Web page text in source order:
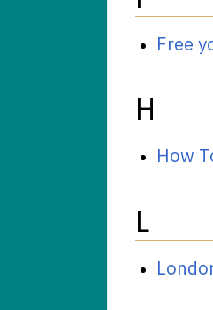
Free
H
How
L